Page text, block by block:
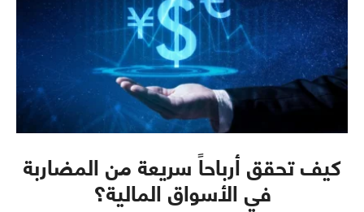
كيف تحقق أرباحاً سريعة من المضاربة
في الأسواق المالية؟